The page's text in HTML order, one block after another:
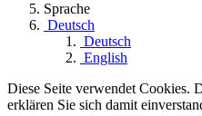
Sprache
Deutsch
Deutsch
English
Diese Seite verwendet Cookies.
erklären Sie sich damit